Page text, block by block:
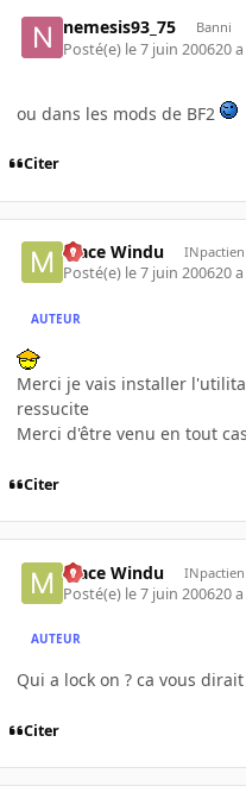
nemesis93_75 Banni
Posté(e) le 7 juin 200620 a
ou dans les mods de BF2
Citer
Mace Windu INpactien
Posté(e) le 7 juin 200620 a
AUTEUR
Merci je vais installer
ressucite
Merci d'être venu en tout
Citer
Mace Windu INpactien
Posté(e) le 7 juin 200620 a
AUTEUR
Qui a lock on ? ca vous
Citer